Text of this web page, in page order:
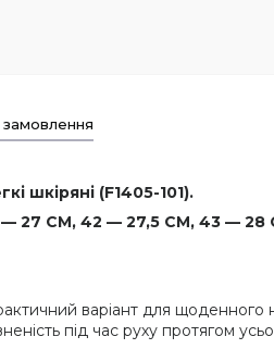
шкіряні (F1405-101).
27 СМ, 42 — 27,5 СМ, 43 —
варіант для
під час руху протягом